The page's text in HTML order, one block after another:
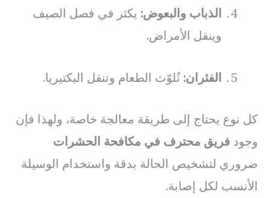
الذباب والبعوض: يكثر في فصل الصيف
وينقل الأمراض.
الفئران: تُلوّث الطعام وتنقل البكتيريا.
كل نوع يحتاج إلى طريقة معالجة خاصة، ولهذا فإن
وجود فريق محترف في مكافحة الحشرات
ضروري لتشخيص الحالة بدقة واستخدام الوسيلة
الأنسب لكل إصابة.